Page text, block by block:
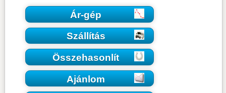
Ár-gép
Szállítás
Összehasonlít
Ajánlom